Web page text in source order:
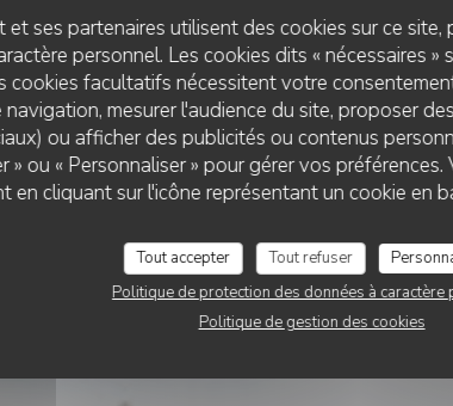
et ses partenaires utilisent des cookies sur ce
personnel. Les cookies dits « nécessaires
cookies facultatifs nécessitent votre
mesurer l'audience du site, proposer
ou afficher des publicités ou contenus
» ou « Personnaliser » pour gérer vos
en cliquant sur l'icône représentant un cookie en
Tout accepter Tout refuser
Politique de protection des données à caractère
Politique de gestion des cookies
RESTAURANT TRADITIONNEL
• LE CROTOY
Le Bistrot de la
RÉSERVER